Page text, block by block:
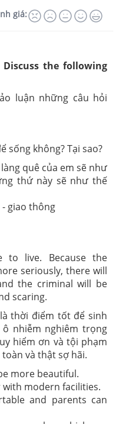
giá:
the following
luận những câu hỏi
sống không? Tại sao?
quê của em sẽ như
thứ này sẽ như thế
giao thông
to live. Because the
seriously, there will
the criminal will be
scaring.
thời điểm tốt để sinh
nhiễm nghiêm trọng
hiểm ơn và tội phạm
và thật sợ hãi.
more beautiful.
modern facilities.
and parents can